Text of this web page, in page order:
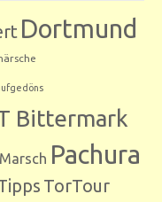
Dortmund
Bittermark
Marsch Pachura
TorTour